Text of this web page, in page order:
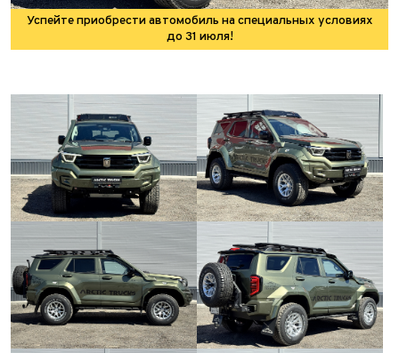
Успейте приобрести автомобиль на специальных условиях
до 31 июля!